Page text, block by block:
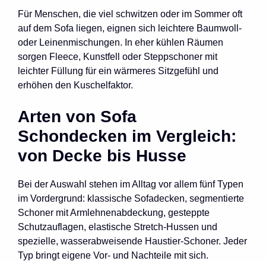
Für Menschen, die viel schwitzen oder im Sommer oft
auf dem Sofa liegen, eignen sich leichtere Baumwoll-
oder Leinenmischungen. In eher kühlen Räumen
sorgen Fleece, Kunstfell oder Steppschoner mit
leichter Füllung für ein wärmeres Sitzgefühl und
erhöhen den Kuschelfaktor.
Arten von Sofa
Schondecken im Vergleich:
von Decke bis Husse
Bei der Auswahl stehen im Alltag vor allem fünf Typen
im Vordergrund: klassische Sofadecken, segmentierte
Schoner mit Armlehnenabdeckung, gesteppte
Schutzauflagen, elastische Stretch-Hussen und
spezielle, wasserabweisende Haustier-Schoner. Jeder
Typ bringt eigene Vor- und Nachteile mit sich.